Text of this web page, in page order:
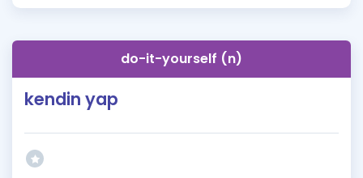
İngilizce Gramerdo-it-yourself (n)
kendin yap